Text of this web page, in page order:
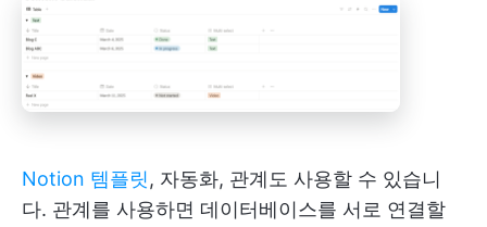
Notion 템플릿, 자동화, 관계도 사용할 수 있습니
다. 관계를 사용하면 데이터베이스를 서로 연결할